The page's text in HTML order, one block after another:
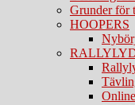
Grunder för
HOOPERS